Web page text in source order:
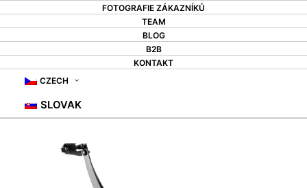
FOTOGRAFIE ZÁKAZNÍKŮ
TEAM
BLOG
B2B
KONTAKT
CZECH
SLOVAK